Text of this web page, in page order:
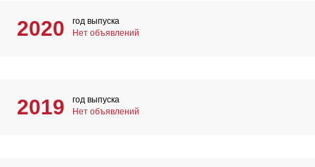
2020
год выпуска
Нет объявлений
2019
год выпуска
Нет объявлений